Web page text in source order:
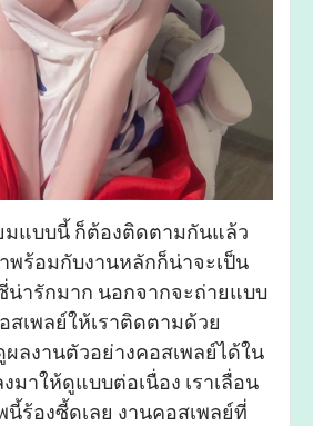
แบบนี้ ก็ต้องติดตามกันแล้ว
พร้อมกับงานหลักก็น่าจะเป็น
น่ารักมาก นอกจากจะถ่ายแบบ
สเพลย์ให้เราติดตามด้วย
ผลงานตัวอย่างคอสเพลย์ได้ใน
มาให้ดูแบบต่อเนื่อง เราเลื่อน
นี้ร้องซี้ดเลย งานคอสเพลย์ที่